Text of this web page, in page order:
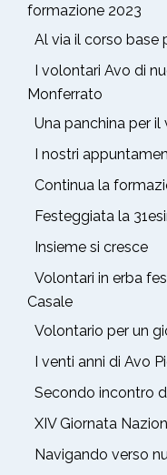
formazione 2023
Al via il corso base
I volontari Avo di
Monferrato
Una panchina per
I nostri
Continua la
Festeggiata la
Insieme si cresce
Volontari in erba
Casale
Volontario per un
I venti anni di Avo
Secondo incontro
XIV Giornata
Navigando verso